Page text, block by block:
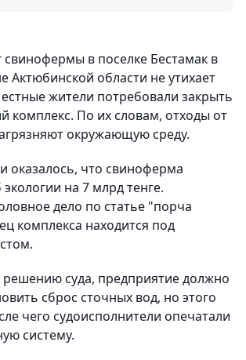
свинофермы в поселке Бестамак в
Актюбинской области не утихает
жители потребовали закрыть
комплекс. По их словам, отходы от
окружающую среду.
оказалось, что свиноферма
на 7 млрд тенге.
дело по статье "порча
комплекса находится под
решению суда, предприятие должно
сброс сточных вод, но этого
чего судоисполнители опечатали
систему.